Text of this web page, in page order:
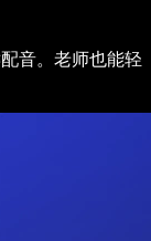
音。老师也能轻